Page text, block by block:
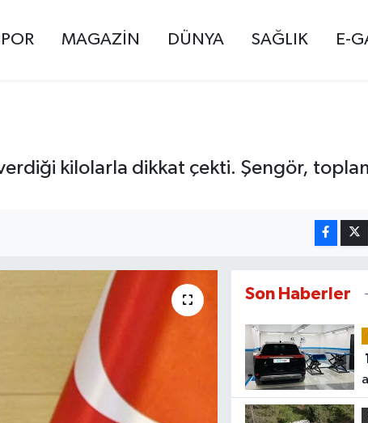
MAGAZİN DÜNYA SAĞLIK E-
kilolarla dikkat çekti. Şengör,
Son Haberler